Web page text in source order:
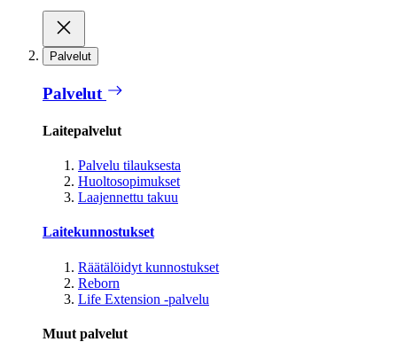
Palvelut
Palvelut
Laitepalvelut
Palvelu tilauksesta
Huoltosopimukset
Laajennettu takuu
Laitekunnostukset
Räätälöidyt kunnostukset
Reborn
Life Extension -palvelu
Muut palvelut